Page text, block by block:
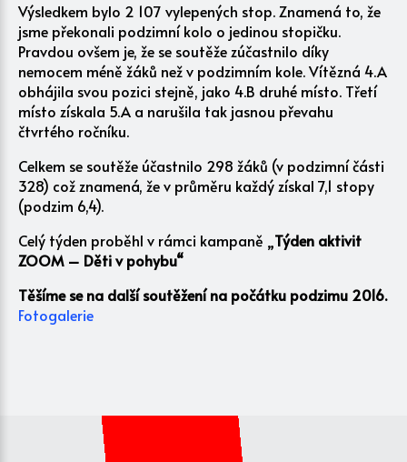
Výsledkem bylo 2 107 vylepených stop. Znamená to, že
jsme překonali podzimní kolo o jedinou stopičku.
Pravdou ovšem je, že se soutěže zúčastnilo díky
nemocem méně žáků než v podzimním kole. Vítězná 4.A
obhájila svou pozici stejně, jako 4.B druhé místo. Třetí
místo získala 5.A a narušila tak jasnou převahu
čtvrtého ročníku.
Celkem se soutěže účastnilo 298 žáků (v podzimní části
328) což znamená, že v průměru každý získal 7,1 stopy
(podzim 6,4).
Celý týden proběhl v rámci kampaně „ Týden aktivit
ZOOM – Děti v pohybu“
Těšíme se na další soutěžení na počátku podzimu 2016.
Fotogalerie